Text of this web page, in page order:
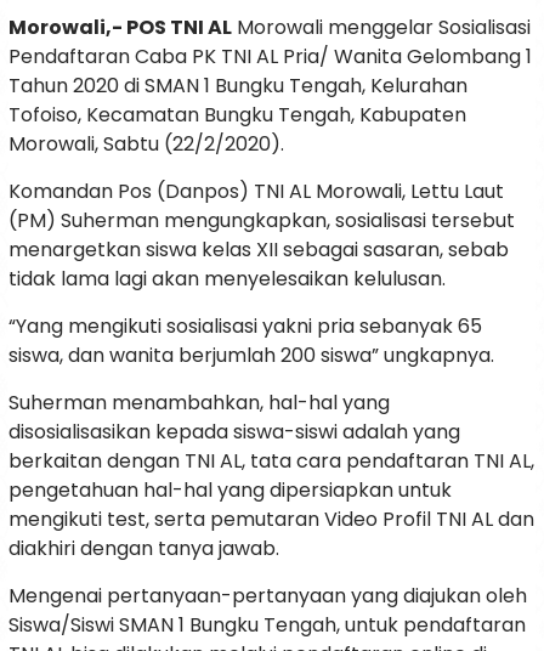
Morowali,- POS TNI AL Morowali menggelar Sosialisasi
Pendaftaran Caba PK TNI AL Pria/ Wanita Gelombang 1
Tahun 2020 di SMAN 1 Bungku Tengah, Kelurahan
Tofoiso, Kecamatan Bungku Tengah, Kabupaten
Morowali, Sabtu (22/2/2020).
Komandan Pos (Danpos) TNI AL Morowali, Lettu Laut
(PM) Suherman mengungkapkan, sosialisasi tersebut
menargetkan siswa kelas XII sebagai sasaran, sebab
tidak lama lagi akan menyelesaikan kelulusan.
“Yang mengikuti sosialisasi yakni pria sebanyak 65
siswa, dan wanita berjumlah 200 siswa” ungkapnya.
Suherman menambahkan, hal-hal yang
disosialisasikan kepada siswa-siswi adalah yang
berkaitan dengan TNI AL, tata cara pendaftaran TNI AL,
pengetahuan hal-hal yang dipersiapkan untuk
mengikuti test, serta pemutaran Video Profil TNI AL dan
diakhiri dengan tanya jawab.
Mengenai pertanyaan-pertanyaan yang diajukan oleh
Siswa/Siswi SMAN 1 Bungku Tengah, untuk pendaftaran